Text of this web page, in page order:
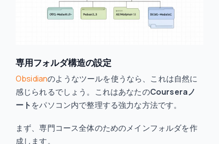
専用フォルダ構造の設定
Obsidianのようなツールを使うなら、これは自然に
感じられるでしょう。これはあなたのCourseraノ
ート をパソコン内で整理する強力な方法です。
まず、専門コース全体のためのメインフォルダを作
成します。